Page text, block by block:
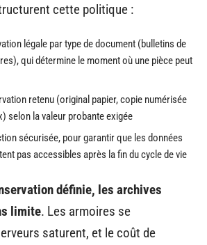
cette politique :
légale par type de document (bulletins de
qui détermine le moment où une pièce peut
retenu (original papier, copie numérisée
selon la valeur probante exigée
sécurisée, pour garantir que les données
pas accessibles après la fin du cycle de vie
définie, les archives
limite. Les armoires se
saturent, et le coût de